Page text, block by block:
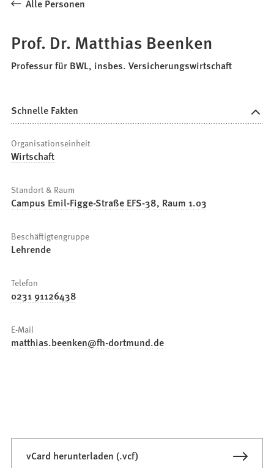
Alle Personen
Prof. Dr. Matthias Beenken
Professur für BWL, insbes. Versicherungswirtschaft
Schnelle Fakten
Organisationseinheit
Wirtschaft
Standort & Raum
Campus Emil-Figge-Straße EFS-38, Raum 1.03
Beschäftigtengruppe
Lehrende
Telefon
0231 91126438
E-Mail
matthias.beenken fh-dortmund de
vCard herunterladen (.vcf)